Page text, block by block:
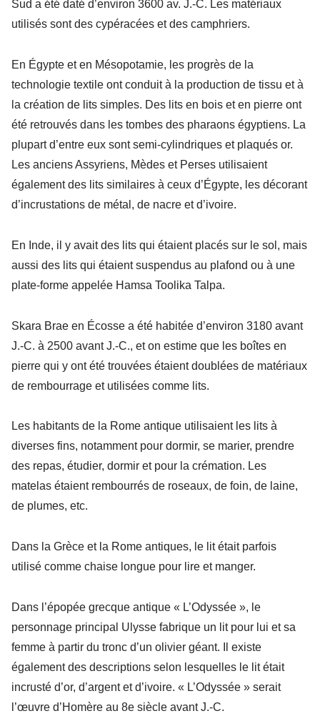
Sud a été daté d’environ 3600 av. J.-C. Les matériaux
utilisés sont des cypéracées et des camphriers.
En Égypte et en Mésopotamie, les progrès de la
technologie textile ont conduit à la production de tissu et à
la création de lits simples. Des lits en bois et en pierre ont
été retrouvés dans les tombes des pharaons égyptiens. La
plupart d’entre eux sont semi-cylindriques et plaqués or.
Les anciens Assyriens, Mèdes et Perses utilisaient
également des lits similaires à ceux d’Égypte, les décorant
d’incrustations de métal, de nacre et d’ivoire.
En Inde, il y avait des lits qui étaient placés sur le sol, mais
aussi des lits qui étaient suspendus au plafond ou à une
plate-forme appelée Hamsa Toolika Talpa.
Skara Brae en Écosse a été habitée d’environ 3180 avant
J.-C. à 2500 avant J.-C., et on estime que les boîtes en
pierre qui y ont été trouvées étaient doublées de matériaux
de rembourrage et utilisées comme lits.
Les habitants de la Rome antique utilisaient les lits à
diverses fins, notamment pour dormir, se marier, prendre
des repas, étudier, dormir et pour la crémation. Les
matelas étaient rembourrés de roseaux, de foin, de laine,
de plumes, etc.
Dans la Grèce et la Rome antiques, le lit était parfois
utilisé comme chaise longue pour lire et manger.
Dans l’épopée grecque antique « L’Odyssée », le
personnage principal Ulysse fabrique un lit pour lui et sa
femme à partir du tronc d’un olivier géant. Il existe
également des descriptions selon lesquelles le lit était
incrusté d’or, d’argent et d’ivoire. « L’Odyssée » serait
l’œuvre d’Homère au 8e siècle avant J.-C.